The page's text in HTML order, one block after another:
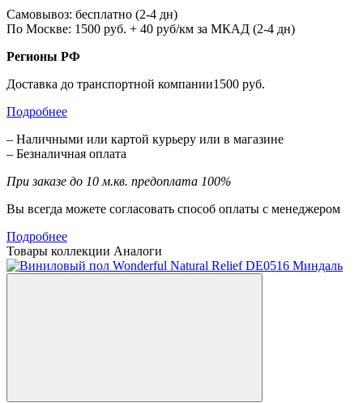
Самовывоз: бесплатно (2-4 дн)
По Москве: 1500 руб. + 40 руб/км за МКАД (2-4 дн)
Регионы РФ
Доставка до транспортной компании1500 руб.
Подробнее
– Наличными или картой курьеру или в магазине
– Безналичная оплата
При заказе до 10 м.кв. предоплата 100%
Вы всегда можете согласовать способ оплаты с менеджером
Подробнее
Товары коллекции Аналоги